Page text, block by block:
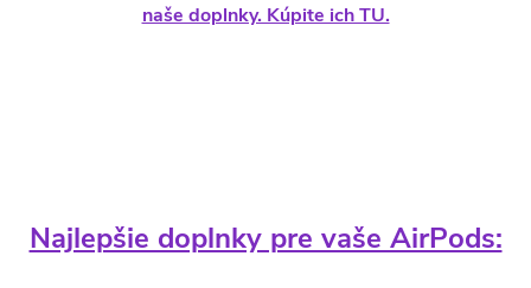
naše doplnky. Kúpite ich TU.
Najlepšie doplnky pre vaše AirPods: